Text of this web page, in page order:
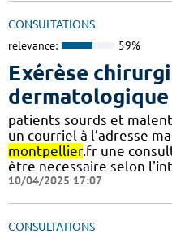
CONSULTATIONS
relevance: 59%
Exérèse
dermatologique
patients sourds et
un courriel à l’adresse
montpellier.fr une
être necessaire selon
10/04/2025 17:07
CONSULTATIONS